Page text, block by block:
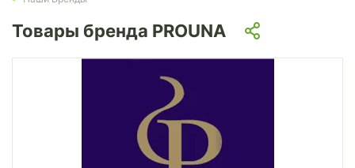
Товары бренда PROUNA